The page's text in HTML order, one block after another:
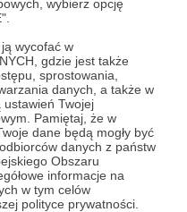
wybierz opcję
wycofać w
gdzie jest także
sprostowania,
danych, a także w
Twojej
Pamiętaj, że w
dane będą mogły być
danych z państw
Obszaru
informacje na
w tym celów
polityce prywatności.
serwisu oraz
moich danych
rejestracyjnym w celu
serwisu Patronite.
drogą elektroniczną
Opcja ta może zostać